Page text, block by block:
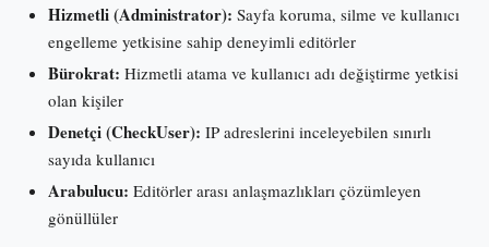
Hizmetli (Administrator): Sayfa koruma, silme ve kullanıcı
engelleme yetkisine sahip deneyimli editörler
Bürokrat: Hizmetli atama ve kullanıcı adı değiştirme yetkisi
olan kişiler
Denetçi (CheckUser): IP adreslerini inceleyebilen sınırlı
sayıda kullanıcı
Arabulucu: Editörler arası anlaşmazlıkları çözümleyen
gönüllüler